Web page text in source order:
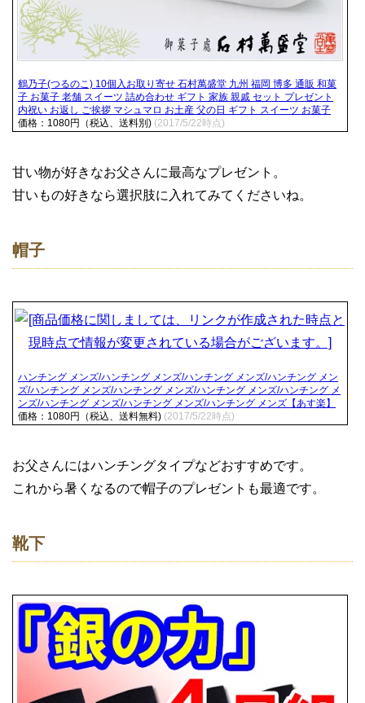
鶴乃子(つるのこ) 10個入お取り寄せ 石村萬盛堂 九州 福岡 博多 通販 和菓
子 お菓子 老舗 スイーツ 詰め合わせ ギフト 家族 親戚 セット プレゼント
内祝い お返し ご挨拶 マシュマロ お土産 父の日 ギフト スイーツ お菓子
価格：1080円（税込、送料別) (2017/5/22時点)
甘い物が好きなお父さんに最高なプレゼント。
甘いもの好きなら選択肢に入れてみてくださいね。
帽子
ハンチング メンズ/ハンチング メンズ/ハンチング メンズ/ハンチング メン
ズ/ハンチング メンズ/ハンチング メンズ/ハンチング メンズ/ハンチング メ
ンズ/ハンチング メンズ/ハンチング メンズ/ハンチング メンズ【あす楽】
価格：1080円（税込、送料無料) (2017/5/22時点)
お父さんにはハンチングタイプなどおすすめです。
これから暑くなるので帽子のプレゼントも最適です。
靴下